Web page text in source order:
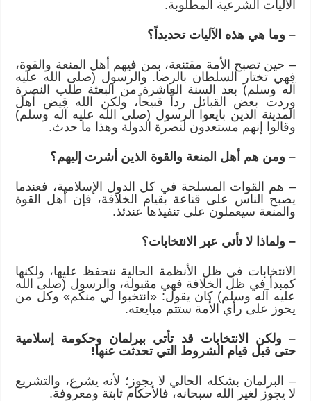
الآليات الشرعية المطلوبة.
– وما هي هذه الآليات تحديداً؟
– حين تصبح الأمة مقتنعة، بمن فيهم أهل المنعة والقوة،
فهي تختار السلطان بالرضا. والرسول (صلى الله عليه
آله وسلم) بعد السنة العاشرة من البعثة طلب النصرة
وردت بعض القبائل رداً قبيحاً، ولكن الله قيض أهل
المدينة الذين بايعوا الرسول (صلى الله عليه آله وسلم)
وقالوا إنهم مستعدون لنصرة الدولة وهذا ما حدث.
– ومن هم أهل المنعة والقوة الذين أشرت إليهم؟
– هم القوات المسلحة في كل الدول الإسلامية، فعندما
يصبح الناس على قناعة بقيام الخلافة، فإن أهل القوة
والمنعة سيعملون على تنفيذها عندئذ.
– ولماذا لا تأتي عبر الانتخابات؟
الانتخابات في ظل الأنظمة الحالية نتحفظ عليها، ولكنها
كمبدأ في ظل الخلافة فهي مقبولة، والرسول (صلى الله
عليه آله وسلم) كان يقول: «انتخبوا لي منكم» وكل من
يحوز على رأي الأمة ستتم مبايعته.
– ولكن الانتخابات قد تأتي ببرلمان وحكومة إسلامية
حتى قبل قيام الشروط التي تحدثت عنها!
– البرلمان بشكله الحالي لا يجوز؛ لأنه يشرع، والتشريع
لا يجوز لغير الله سبحانه، فالأحكام ثابتة ومعروفة.